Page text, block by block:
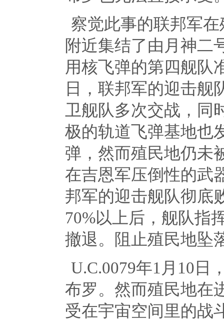
察觉此事的联邦军
附近集结了由月神二
用核飞弹的第四舰队
日，联邦军的迎击舰
卫舰队多次交战，同
极的轨道飞弹基地也
弹，然而殖民地仍未
在吉恩军压倒性的
邦军的迎击舰队彻底
70%以上后，舰队指
撤退。阻止殖民地坠
U.C.0079年1 月 10 日
布罗。然而殖民地在
受在宇宙空间里的战